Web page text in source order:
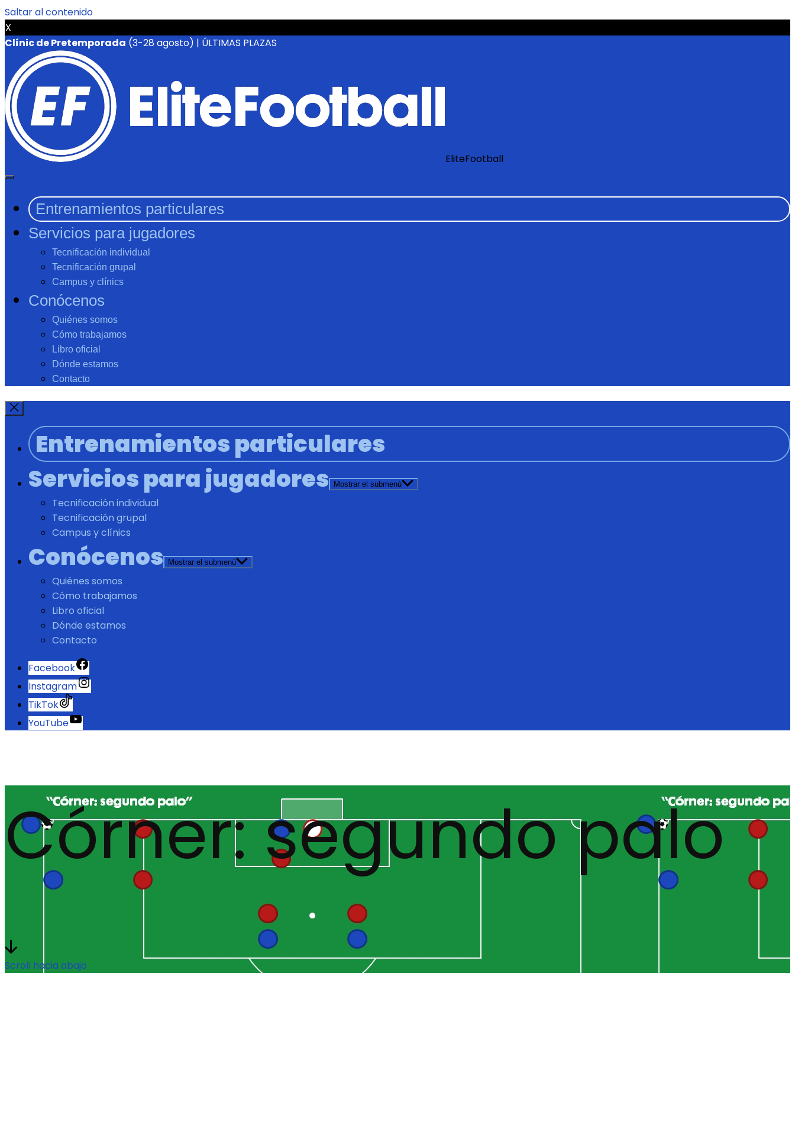
Saltar al contenido
X
Clínic de Pretemporada (3-28 agosto) | ÚLTIMAS PLAZAS
EliteFootball
Entrenamientos particulares
Servicios para jugadores
Tecnificación individual
Tecnificación grupal
Campus y clínics
Conócenos
Quiénes somos
Cómo trabajamos
Libro oficial
Dónde estamos
Contacto
Entrenamientos particulares
Servicios para jugadores
Mostrar el submenú
Tecnificación individual
Tecnificación grupal
Campus y clínics
Conócenos Mostrar el submenú
Quiénes somos
Cómo trabajamos
Libro oficial
Dónde estamos
Contacto
Facebook
Instagram
TikTok
YouTube
Córner: segundo palo
Scroll hacia abajo